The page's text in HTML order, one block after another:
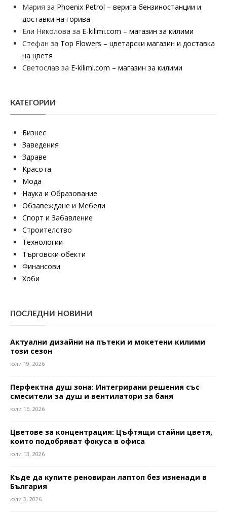
Мария за Phoenix Petrol – верига бензиностанции и
доставки на горива
Ели Николова за E-kilimi.com – магазин за килими
Стефан за Top Flowers – цветарски магазин и доставка
на цветя
Светослав за E-kilimi.com – магазин за килими
КАТЕГОРИИ
Бизнес
Заведения
Здраве
Красота
Мода
Наука и Образование
Обзавеждане и Мебели
Спорт и Забавление
Строителство
Технологии
Търговски обекти
Финансови
Хоби
ПОСЛЕДНИ НОВИНИ
Актуални дизайни на пътеки и мокетени килими
този сезон
юли 19, 2026
Перфектна душ зона: Интегрирани решения със
смесители за душ и вентилатори за баня
юли 15, 2026
Цветове за концентрация: Цъфтящи стайни цветя,
които подобряват фокуса в офиса
юли 13, 2026
Къде да купите реновиран лаптоп без изненади в
България
юли 3, 2026